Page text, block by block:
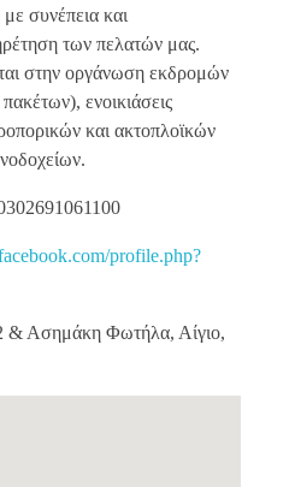
με συνέπεια και
των πελατών μας.
στην οργάνωση εκδρομών
ενοικιάσεις
και ακτοπλοϊκών
profile.php?
& Ασημάκη Φωτήλα, Αίγιο,